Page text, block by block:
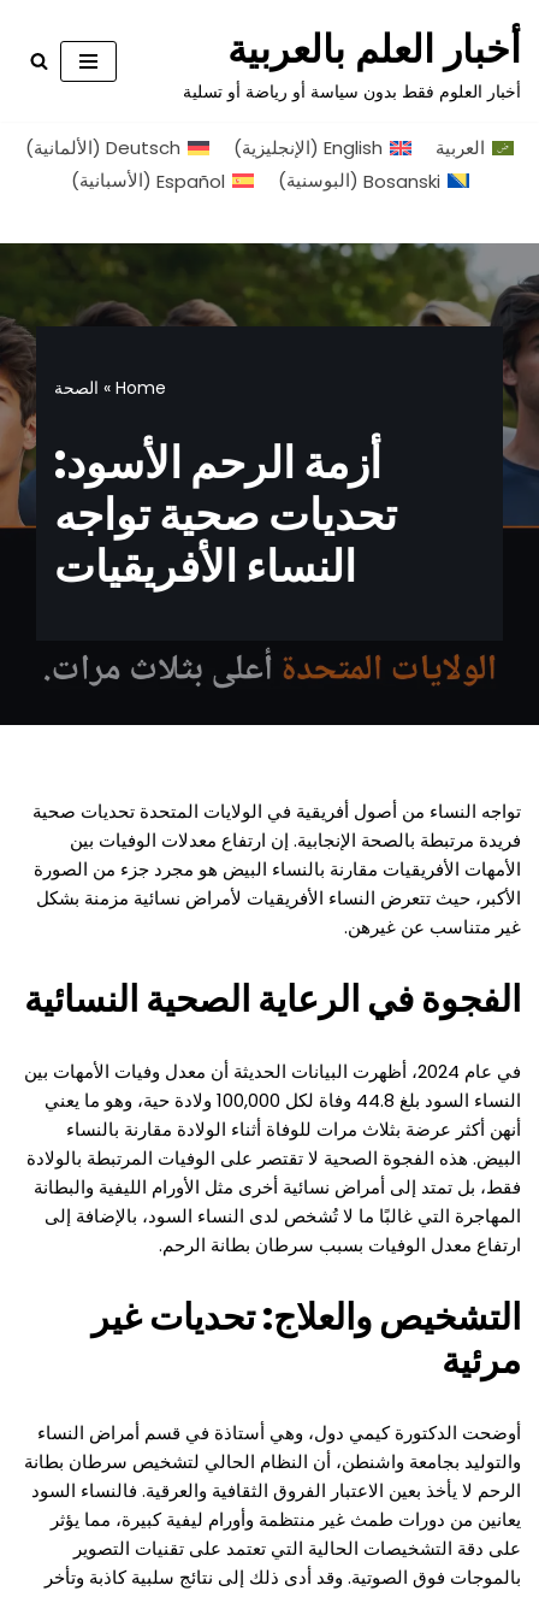
تخطى
إلى
أخبار العلم بالعربية
أخبار العلوم فقط بدون سياسة أو رياضة أو تسلية
العربية English
(الإنجليزية)
Deutsch
(الألمانية)
Bosanski
(البوسنية)
Español
(الأسبانية)
Home
» الصحة
أزمة الرحم الأسود:
تحديات صحية تواجه
النساء الأفريقيات
تواجه النساء من أصول أفريقية في الولايات المتحدة تحديات صحية
فريدة مرتبطة بالصحة الإنجابية. إن ارتفاع معدلات الوفيات بين
الأمهات الأفريقيات مقارنة بالنساء البيض هو مجرد جزء من الصورة
الأكبر، حيث تتعرض النساء الأفريقيات لأمراض نسائية مزمنة بشكل
غير متناسب عن غيرهن.
الفجوة في الرعاية الصحية النسائية
في عام 2024، أظهرت البيانات الحديثة أن معدل وفيات الأمهات بين
النساء السود بلغ 44.8 وفاة لكل 100,000 ولادة حية، وهو ما يعني
أنهن أكثر عرضة بثلاث مرات للوفاة أثناء الولادة مقارنة بالنساء
البيض. هذه الفجوة الصحية لا تقتصر على الوفيات المرتبطة بالولادة
فقط، بل تمتد إلى أمراض نسائية أخرى مثل الأورام الليفية والبطانة
المهاجرة التي غالبًا ما لا تُشخص لدى النساء السود، بالإضافة إلى
ارتفاع معدل الوفيات بسبب سرطان بطانة الرحم.
التشخيص والعلاج: تحديات غير
مرئية
أوضحت الدكتورة كيمي دول، وهي أستاذة في قسم أمراض النساء
والتوليد بجامعة واشنطن، أن النظام الحالي لتشخيص سرطان بطانة
الرحم لا يأخذ بعين الاعتبار الفروق الثقافية والعرقية. فالنساء السود
يعانين من دورات طمث غير منتظمة وأورام ليفية كبيرة، مما يؤثر
على دقة التشخيصات الحالية التي تعتمد على تقنيات التصوير
بالموجات فوق الصوتية. وقد أدى ذلك إلى نتائج سلبية كاذبة وتأخر